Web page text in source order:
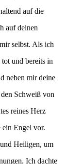
auf die
auf deinen
selbst. Als ich
und bereits in
neben mir deine
Schweiß von
reines Herz
Engel vor.
Heiligen, um
Ich dachte